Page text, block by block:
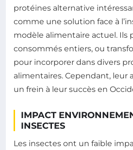
protéines alternative
comme une solution face à
modèle alimentaire actuel. Ils
consommés entiers, ou
pour incorporer dans divers
alimentaires. Cependant, leur
un frein à leur succès en
IMPACT
INSECTES
Les insectes ont un faible